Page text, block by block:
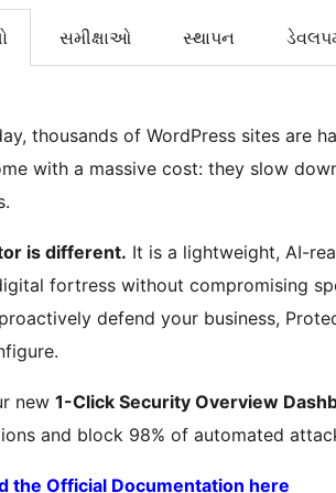
સમીક્ષાઓ સ્થાપન
thousands of WordPress sites are
with a massive cost: they slow
is different. It is a lightweight, AI-
fortress without compromising
defend your business,
new 1-Click Security Overview
and block 98% of automated
the Official Documentation here